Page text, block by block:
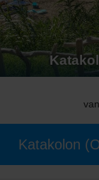
van
Katakolon